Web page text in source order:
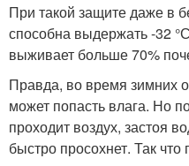
При такой защите даже в
способна выдержать -32
выживает больше 70%
Правда, во время зимних
может попасть влага. Но
проходит воздух, застоя
быстро просохнет. Так